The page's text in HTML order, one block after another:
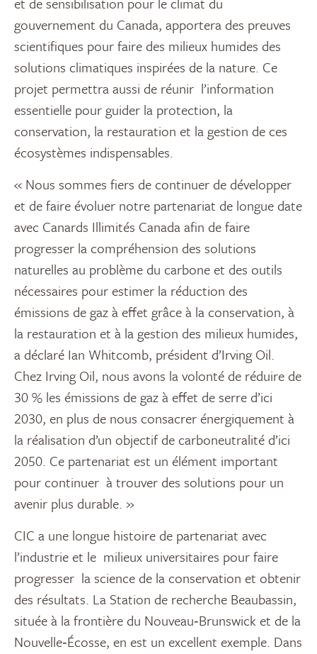
gouvernement du Canada, apportera des preuves
scientifiques pour faire des milieux humides des
solutions climatiques inspirées de la nature. Ce
projet permettra aussi de réunir l’information
essentielle pour guider la protection, la
conservation, la restauration et la gestion de ces
écosystèmes indispensables.
« Nous sommes fiers de continuer de développer
et de faire évoluer notre partenariat de longue date
avec Canards Illimités Canada afin de faire
progresser la compréhension des solutions
naturelles au problème du carbone et des outils
nécessaires pour estimer la réduction des
émissions de gaz à effet grâce à la conservation, à
la restauration et à la gestion des milieux humides,
a déclaré Ian Whitcomb, président d’Irving Oil.
Chez Irving Oil, nous avons la volonté de réduire de
30 % les émissions de gaz à effet de serre d’ici
2030, en plus de nous consacrer énergiquement à
la réalisation d’un objectif de carboneutralité d’ici
2050. Ce partenariat est un élément important
pour continuer à trouver des solutions pour un
avenir plus durable. »
CIC a une longue histoire de partenariat avec
l’industrie et le milieux universitaires pour faire
progresser la science de la conservation et obtenir
des résultats. La Station de recherche Beaubassin,
située à la frontière du Nouveau‑Brunswick et de la
Nouvelle‑Écosse, en est un excellent exemple. Dans